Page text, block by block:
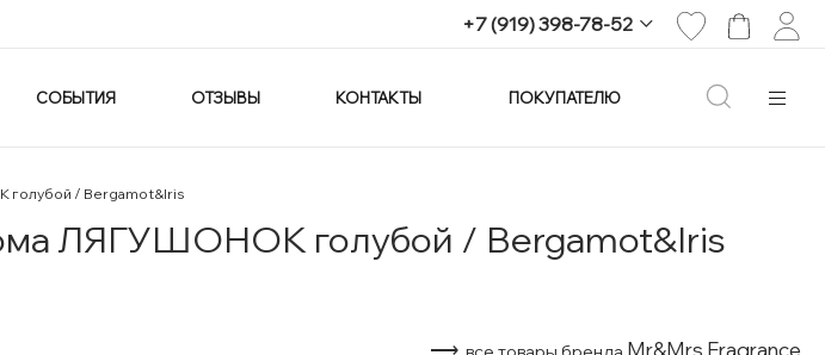
+7 (919) 398-78-52
+7 (919) 398-78-52
СОБЫТИЯ ОТЗЫВЫ КОНТАКТЫ ПОКУПАТЕЛЮ
голубой / Bergamot&Iris
ЛЯГУШОНОК голубой / Bergamot&Iris
⟶ Mr&Mrs Fragrance